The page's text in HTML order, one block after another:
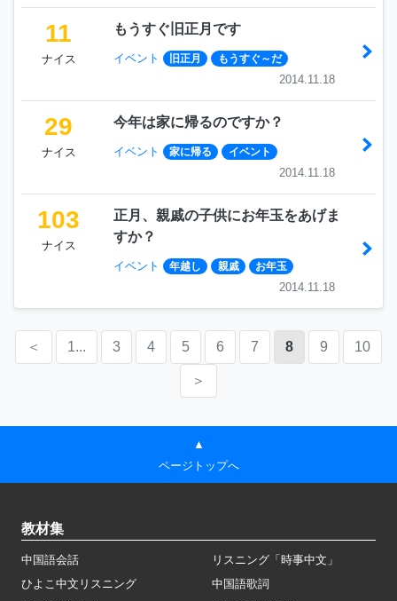
11
ナイス
もうすぐ旧正月です
イベント 旧正月 もうすぐ～だ
2014.11.18
29
ナイス
今年は家に帰るのですか？
イベント 家に帰る イベント
2014.11.18
103
ナイス
正月、親戚の子供にお年玉をあげま
すか？
イベント 年越し 親戚 お年玉
2014.11.18
＜ 1... 3 4 5 6 7 8 9 10
＞
▲
ページトップへ
教材集
中国語会話
リスニング「時事中文」
ひよこ中文リスニング
中国語歌詞